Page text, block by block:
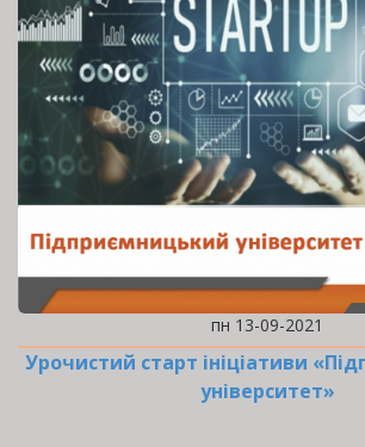
пн 13-09-2021
Урочистий старт ініціативи
університет»